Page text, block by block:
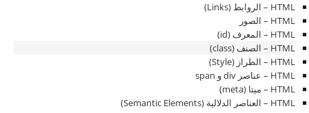
HTML – الروابط (Links)
HTML – الصور
HTML – المعرف (id)
HTML – الصنف (class)
HTML – الطراز (Style)
HTML – عناصر div و span
HTML – ميتا (meta)
HTML – العناصر الدلالية (Semantic Elements)